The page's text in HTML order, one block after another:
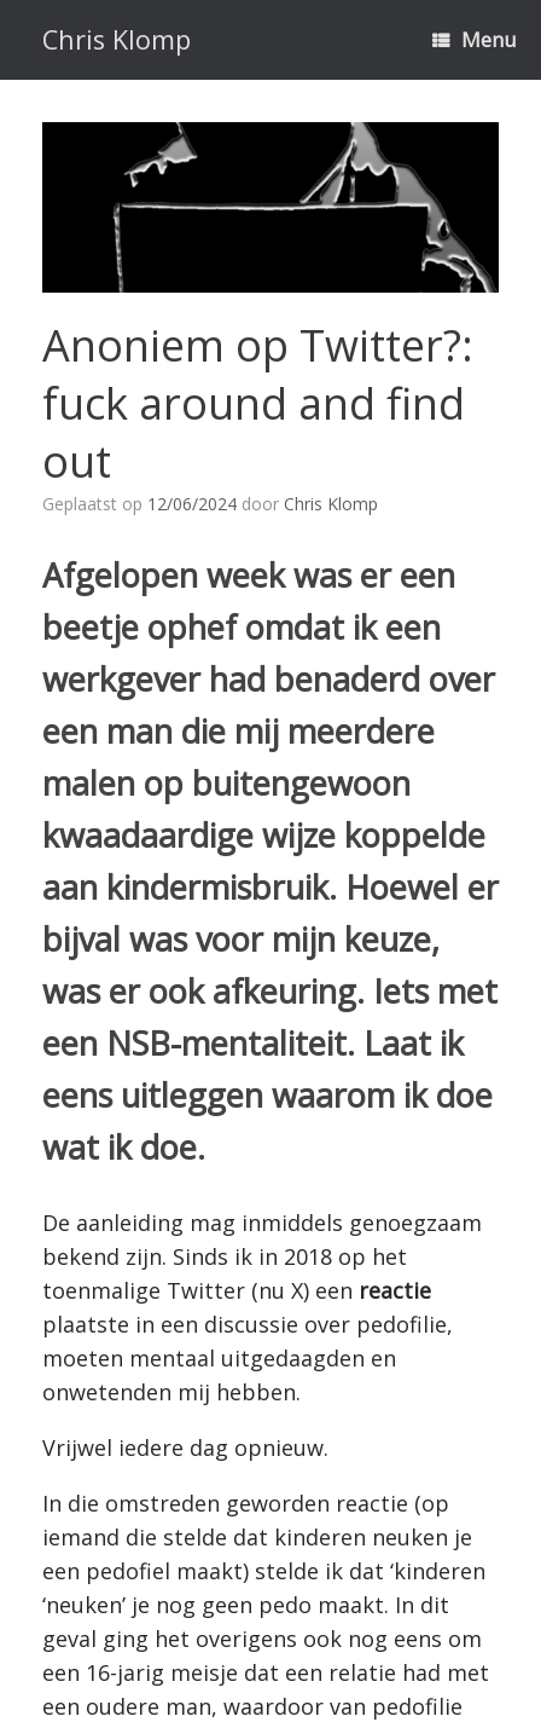
inhoud
Chris Klomp Menu
Anoniem op Twitter?:
fuck around and find
out
Geplaatst op 12/06/2024 door Chris Klomp
Afgelopen week was er een
beetje ophef omdat ik een
werkgever had benaderd over
een man die mij meerdere
malen op buitengewoon
kwaadaardige wijze koppelde
aan kindermisbruik. Hoewel er
bijval was voor mijn keuze,
was er ook afkeuring. Iets met
een NSB-mentaliteit. Laat ik
eens uitleggen waarom ik doe
wat ik doe.
De aanleiding mag inmiddels genoegzaam
bekend zijn. Sinds ik in 2018 op het
toenmalige Twitter (nu X) een reactie
plaatste in een discussie over pedofilie,
moeten mentaal uitgedaagden en
onwetenden mij hebben.
Vrijwel iedere dag opnieuw.
In die omstreden geworden reactie (op
iemand die stelde dat kinderen neuken je
een pedofiel maakt) stelde ik dat ‘kinderen
‘neuken’ je nog geen pedo maakt. In dit
geval ging het overigens ook nog eens om
een 16-jarig meisje dat een relatie had met
een oudere man, waardoor van pedofilie